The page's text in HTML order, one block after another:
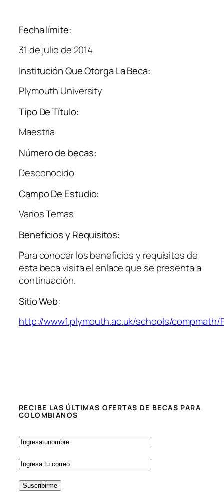
Fecha límite:
31 de julio de 2014
Institución Que Otorga La Beca:
Plymouth University
Tipo De Título:
Maestría
Número de becas:
Desconocido
Campo De Estudio:
Varios Temas
Beneficios y Requisitos:
Para conocer los beneficios y requisitos de
esta beca visita el enlace que se presenta a
continuación.
Sitio Web:
http://www1.plymouth.ac.uk/schools/
RECIBE LAS ÚLTIMAS OFERTAS DE BECAS PARA
COLOMBIANOS